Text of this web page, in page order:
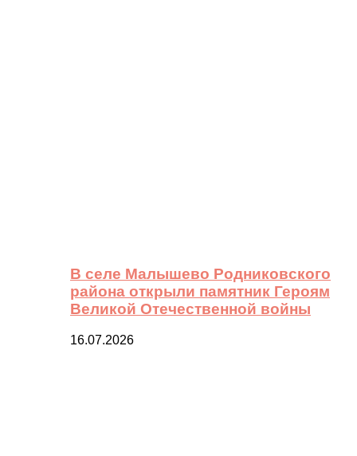
В селе Малышево Родниковского
района открыли памятник Героям
Великой Отечественной войны
16.07.2026